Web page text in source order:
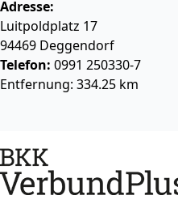
Adresse:
Luitpoldplatz 17
94469 Deggendorf
Telefon: 0991 250330-7
Entfernung: 334.25 km